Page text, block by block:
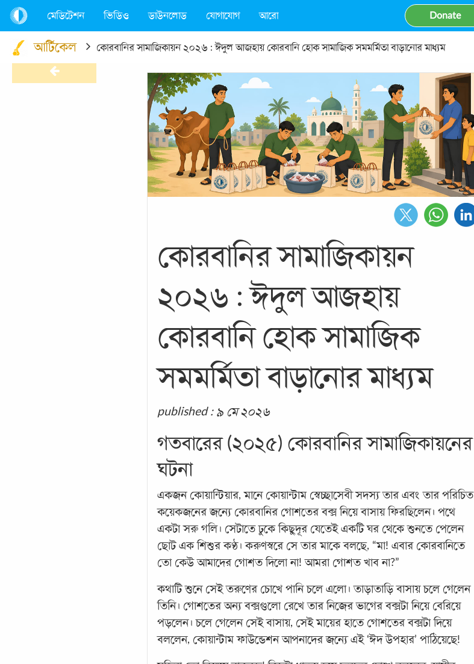
মেডিটেশন ভিডিও ডাউনলোড যোগাযোগ আরো Donate
আর্টিকেল কোরবানির সামাজিকায়ন ২০২৬ : ঈদুল আজহায় কোরবানি হোক সামাজিক সমমর্মিতা বাড়ানোর মাধ্যম
কোরবানির সামাজিকায়ন
২০২৬ : ঈদুল আজহায়
কোরবানি হোক সামাজিক
সমমর্মিতা বাড়ানোর মাধ্যম
published : ৯ মে ২০২৬
গতবারের (২০২৫) কোরবানির সামাজিকায়নের
ঘটনা
একজন কোয়ান্টিয়ার, মানে কোয়ান্টাম স্বেচ্ছাসেবী সদস্য তার এবং তার পরিচিত
কয়েকজনের জন্যে কোরবানির গোশতের বক্স নিয়ে বাসায় ফিরছিলেন। পথে
একটা সরু গলি। সেটাতে ঢুকে কিছুদূর যেতেই একটি ঘর থেকে শুনতে পেলেন
ছোট এক শিশুর কণ্ঠ। করুণস্বরে সে তার মাকে বলছে, “মা! এবার কোরবানিতে
তো কেউ আমাদের গোশত দিলো না! আমরা গোশত খাব না?”
কথাটি শুনে সেই তরুণের চোখে পানি চলে এলো। তাড়াতাড়ি বাসায় চলে গেলেন
তিনি। গোশতের অন্য বক্সগুলো রেখে তার নিজের ভাগের বক্সটা নিয়ে বেরিয়ে
পড়লেন। চলে গেলেন সেই বাসায়, সেই মায়ের হাতে গোশতের বক্সটা দিয়ে
বললেন, কোয়ান্টাম ফাউন্ডেশন আপনাদের জন্যে এই ‘ঈদ উপহার’ পাঠিয়েছে!